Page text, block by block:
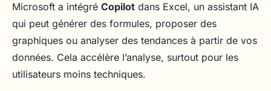
Microsoft a intégré Copilot dans Excel, un assistant IA
qui peut générer des formules, proposer des
graphiques ou analyser des tendances à partir de vos
données. Cela accélère l’analyse, surtout pour les
utilisateurs moins techniques.